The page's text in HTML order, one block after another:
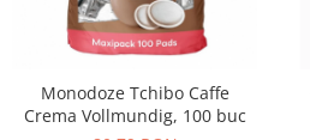
Monodoze Tchibo Caffe
Crema Vollmundig, 100 buc